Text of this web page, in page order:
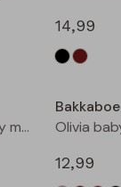
14,99
3315800 W20184 baby meisjes rok kort Bruin donker
Bakkaboe
12,99